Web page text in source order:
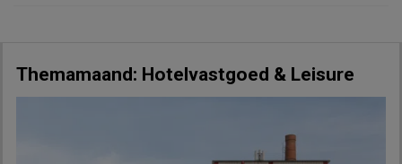
Themamaand: Hotelvastgoed & Leisure